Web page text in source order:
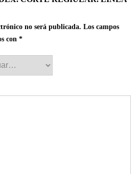
no será publicada. Los campos
con *